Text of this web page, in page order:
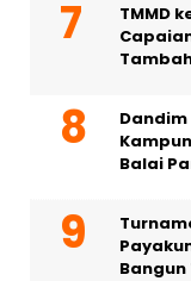
TMMD
Balai